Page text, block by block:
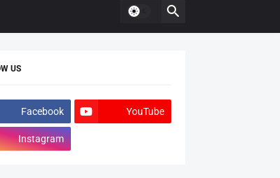
US
Facebook YouTube
Instagram